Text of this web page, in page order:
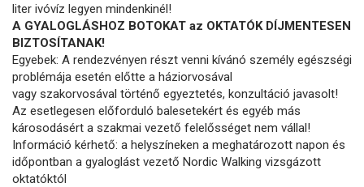
liter ivóvíz legyen mindenkinél!
A GYALOGLÁSHOZ BOTOKAT az OKTATÓK DÍJMENTESEN
BIZTOSÍTANAK!
Egyebek: A rendezvényen részt venni kívánó személy egészségi
problémája esetén előtte a háziorvosával
vagy szakorvosával történő egyeztetés, konzultáció javasolt!
Az esetlegesen előforduló balesetekért és egyéb más
károsodásért a szakmai vezető felelősséget nem vállal!
Információ kérhető: a helyszíneken a meghatározott napon és
időpontban a gyaloglást vezető Nordic Walking vizsgázott
oktatóktól